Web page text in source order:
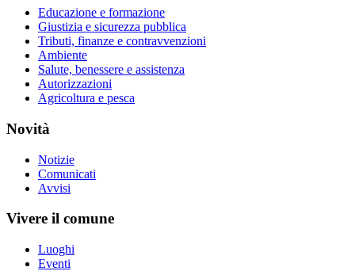
Educazione e formazione
Giustizia e sicurezza pubblica
Tributi, finanze e contravvenzioni
Ambiente
Salute, benessere e assistenza
Autorizzazioni
Agricoltura e pesca
Novità
Notizie
Comunicati
Avvisi
Vivere il comune
Luoghi
Eventi